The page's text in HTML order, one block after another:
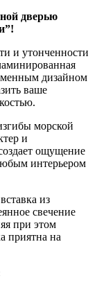
дверью
и утонченности
дизайном
ваше
морской
и
ощущение
интерьером
из
свечение
при этом
приятна на